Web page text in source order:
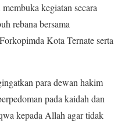
kegiatan secara
rebana bersama
Kota Ternate serta
para dewan hakim
pada kaidah dan
kepada Allah agar tidak